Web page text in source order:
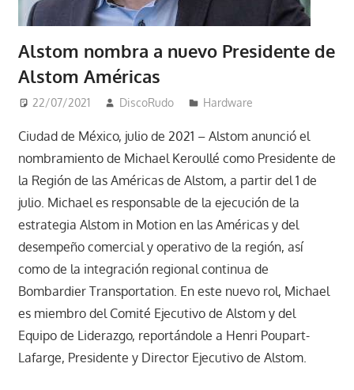
Alstom nombra a nuevo Presidente de
Alstom Américas
22/07/2021 DiscoRudo Hardware
Ciudad de México, julio de 2021 – Alstom anunció el
nombramiento de Michael Keroullé como Presidente de
la Región de las Américas de Alstom, a partir del 1 de
julio. Michael es responsable de la ejecución de la
estrategia Alstom in Motion en las Américas y del
desempeño comercial y operativo de la región, así
como de la integración regional continua de
Bombardier Transportation. En este nuevo rol, Michael
es miembro del Comité Ejecutivo de Alstom y del
Equipo de Liderazgo, reportándole a Henri Poupart-
Lafarge, Presidente y Director Ejecutivo de Alstom.